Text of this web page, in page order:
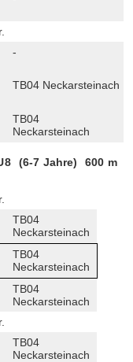
-
TB04 Neckarsteinach
TB04
Neckarsteinach
(6-7 Jahre) 600 m
TB04
Neckarsteinach
TB04
Neckarsteinach
TB04
Neckarsteinach
TB04
Neckarsteinach